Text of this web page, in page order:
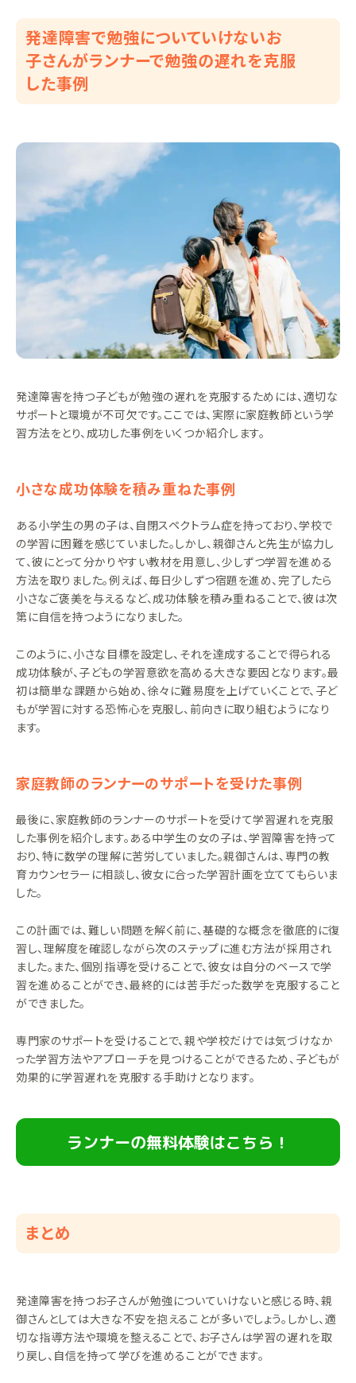
発達障害で勉強についていけないお
子さんがランナーで勉強の遅れを克服
した事例
発達障害を持つ子どもが勉強の遅れを克服するためには、適切な
サポートと環境が不可欠です。ここでは、実際に家庭教師という学
習方法をとり、成功した事例をいくつか紹介します。
小さな成功体験を積み重ねた事例
ある小学生の男の子は、自閉スペクトラム症を持っており、学校で
の学習に困難を感じていました。しかし、親御さんと先生が協力し
て、彼にとって分かりやすい教材を用意し、少しずつ学習を進める
方法を取りました。例えば、毎日少しずつ宿題を進め、完了したら
小さなご褒美を与えるなど、成功体験を積み重ねることで、彼は次
第に自信を持つようになりました。
このように、小さな目標を設定し、それを達成することで得られる
成功体験が、子どもの学習意欲を高める大きな要因となります。最
初は簡単な課題から始め、徐々に難易度を上げていくことで、子ど
もが学習に対する恐怖心を克服し、前向きに取り組むようになり
ます。
家庭教師のランナーのサポートを受けた事例
最後に、家庭教師のランナーのサポートを受けて学習遅れを克服
した事例を紹介します。ある中学生の女の子は、学習障害を持って
おり、特に数学の理解に苦労していました。親御さんは、専門の教
育カウンセラーに相談し、彼女に合った学習計画を立ててもらいま
した。
この計画では、難しい問題を解く前に、基礎的な概念を徹底的に復
習し、理解度を確認しながら次のステップに進む方法が採用され
ました。また、個別指導を受けることで、彼女は自分のペースで学
習を進めることができ、最終的には苦手だった数学を克服すること
ができました。
専門家のサポートを受けることで、親や学校だけでは気づけなか
った学習方法やアプローチを見つけることができるため、子どもが
効果的に学習遅れを克服する手助けとなります。
ランナーの無料体験はこちら！
まとめ
発達障害を持つお子さんが勉強についていけないと感じる時、親
御さんとしては大きな不安を抱えることが多いでしょう。しかし、適
切な指導方法や環境を整えることで、お子さんは学習の遅れを取
り戻し、自信を持って学びを進めることができます。